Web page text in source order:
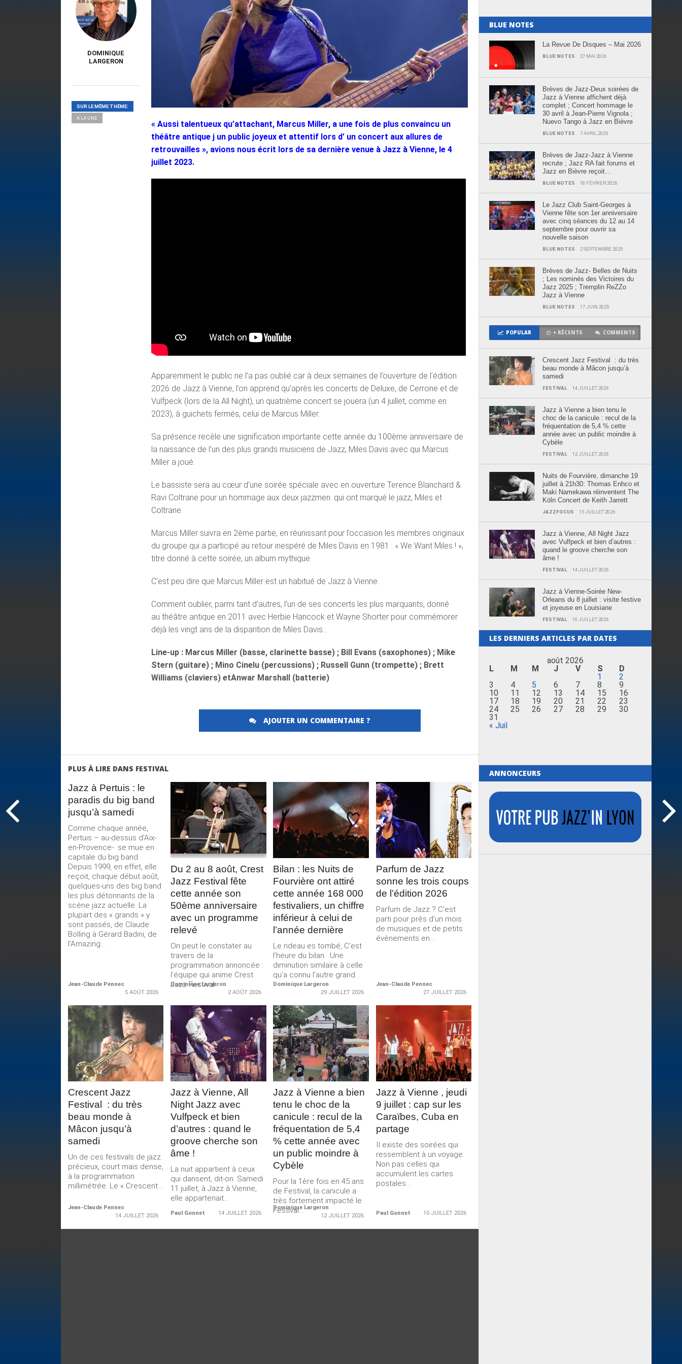
« Aussi talentueux qu’attachant, Marcus Miller, a une fois de plus convaincu un
théâtre antique j un public joyeux et attentif lors d’ un concert aux allures de
retrouvailles », avions nous écrit lors de sa dernière venue à Jazz à Vienne, le 4
juillet 2023.
Apparemment le public ne l’a pas oublié car à deux semaines de l’ouverture de l’édition
2026 de Jazz à Vienne, l’on apprend qu’après les concerts de Deluxe, de Cerrone et de
Vulfpeck (lors de la All Night), un quatrième concert se jouera (un 4 juillet, comme en
2023), à guichets fermés, celui de Marcus Miller.
Sa présence recèle une signification importante cette année du 100ème anniversaire de
la naissance de l’un des plus grands musiciens de Jazz, Miles Davis avec qui Marcus
Miller a joué.
Le bassiste sera au cœur d’une soirée spéciale avec en ouverture Terence Blanchard &
Ravi Coltrane pour un hommage aux deux jazzmen. qui ont marqué le jazz, Miles et
Coltrane.
Marcus Miller suivra en 2ème partie, en réunissant pour l’occasion les membres originaux
du groupe qui a participé au retour inespéré de Miles Davis en 1981 : « We Want Miles ! »,
titre donné à cette soirée, un album mythique.
C’est peu dire que Marcus Miller est un habitué de Jazz à Vienne.
Comment oublier, parmi tant d’autres, l’un de ses concerts les plus marquants, donné
au théâtre antique en 2011 avec Herbie Hancock et Wayne Shorter pour commémorer
déjà les vingt ans de la disparition de Miles Davis…
Line-up : Marcus Miller (basse, clarinette basse) ; Bill Evans (saxophones) ; Mike
Stern (guitare) ; Mino Cinelu (percussions) ; Russell Gunn (trompette) ; Brett
Williams (claviers) etAnwar Marshall (batterie)
AJOUTER UN COMMENTAIRE ?
DOMINIQUE
LARGERON
SUR LE MÊME THÈME:
A LA UNE
PLUS À LIRE DANS FESTIVAL
Jazz à Pertuis : le
paradis du big band
jusqu’à samedi
Comme chaque année,
Pertuis – au-dessus d’Aix-
en-Provence- se mue en
capitale du big band.
Depuis 1999, en effet, elle
reçoit, chaque début août,
quelques-uns des big band
les plus détonnants de la
scène jazz actuelle. La
plupart des « grands » y
sont passés, de Claude
Bolling à Gérard Badini, de
l’Amazing...
Jean-Claude Pennec
5 AOÛT 2026
LIRE LA
SUITE
Du 2 au 8 août, Crest
Jazz Festival fête
cette année son
50ème anniversaire
avec un programme
relevé
On peut le constater au
travers de la
programmation annoncée :
l’équipe qui anime Crest
Jazz Festival...
Dominique Largeron
2 AOÛT 2026
LIRE LA
SUITE
Bilan : les Nuits de
Fourvière ont attiré
cette année 168 000
festivaliers, un chiffre
inférieur à celui de
l’année dernière
Le rideau es tombé, C’est
l’heure du bilan. Une
diminution similaire à celle
qu’a connu l’autre grand...
Dominique Largeron
29 JUILLET 2026
Parfum de Jazz
sonne les trois coups
de l’édition 2026
Parfum de Jazz ? C’est
parti pour près d’un mois
de musiques et de petits
évènements en...
Jean-Claude Pennec
27 JUILLET 2026
LIRE LA
SUITE
Crescent Jazz
Festival : du très
beau monde à
Mâcon jusqu’à
samedi
Un de ces festivals de jazz
précieux, court mais dense,
à la programmation
millimétrée. Le « Crescent...
Jean-Claude Pennec
14 JUILLET 2026
LIRE LA
SUITE
Jazz à Vienne, All
Night Jazz avec
Vulfpeck et bien
d’autres : quand le
groove cherche son
âme !
La nuit appartient à ceux
qui dansent, dit-on. Samedi
11 juillet, à Jazz à Vienne,
elle appartenait...
Paul Gonnet 14 JUILLET 2026
LIRE LA
SUITE
Jazz à Vienne a bien
tenu le choc de la
canicule : recul de la
fréquentation de 5,4
% cette année avec
un public moindre à
Cybèle
Pour la 1ère fois en 45 ans
de Festival, la canicule a
très fortement impacté le
Festival...
Dominique Largeron
12 JUILLET 2026
LIRE LA
SUITE
Jazz à Vienne , jeudi
9 juillet : cap sur les
Caraïbes, Cuba en
partage
Il existe des soirées qui
ressemblent à un voyage.
Non pas celles qui
accumulent les cartes
postales...
Paul Gonnet 10 JUILLET 2026
BLUE NOTES
La Revue De Disques – Mai 2026
BLUE NOTES 27 MAI 2026
Brèves de Jazz-Deux soirées de
Jazz à Vienne affichent déjà
complet ; Concert hommage le
30 avril à Jean-Pierre Vignola ;
Nuevo Tango à Jazz en Bièvre
BLUE NOTES 7 AVRIL 2026
Brèves de Jazz-Jazz à Vienne
recrute ; Jazz RA fait forums et
Jazz en Bièvre reçoit…
BLUE NOTES 18 FÉVRIER 2026
Le Jazz Club Saint-Georges à
Vienne fête son 1er anniversaire
avec cinq séances du 12 au 14
septembre pour ouvrir sa
nouvelle saison
BLUE NOTES 2 SEPTEMBRE 2025
Brèves de Jazz- Belles de Nuits
; Les nominés des Victoires du
Jazz 2025 ; Tremplin ReZZo
Jazz à Vienne
BLUE NOTES 17 JUIN 2025
POPULAR + RÉCENTS COMMENTS
Crescent Jazz Festival : du très
beau monde à Mâcon jusqu’à
samedi
FESTIVAL 14 JUILLET 2026
Jazz à Vienne a bien tenu le
choc de la canicule : recul de la
fréquentation de 5,4 % cette
année avec un public moindre à
Cybèle
FESTIVAL 12 JUILLET 2026
Nuits de Fourvière, dimanche 19
juillet à 21h30: Thomas Enhco et
Maki Namekawa réinventent The
Köln Concert de Keith Jarrett
JAZZFOCUS 15 JUILLET 2026
Jazz à Vienne, All Night Jazz
avec Vulfpeck et bien d’autres :
quand le groove cherche son
âme !
FESTIVAL 14 JUILLET 2026
Jazz à Vienne-Soirée New-
Orleans du 8 juillet : visite festive
et joyeuse en Louisiane
FESTIVAL 10 JUILLET 2026
LES DERNIERS ARTICLES PAR DATES
août 2026
L
M M J V S
D
1
2
3
4 5 6 7 8
9
10
11 12 13 14 15
16
17
18 19 20 21 22
23
24
25 26 27 28 29
30
31
« Juil
ANNONCEURS